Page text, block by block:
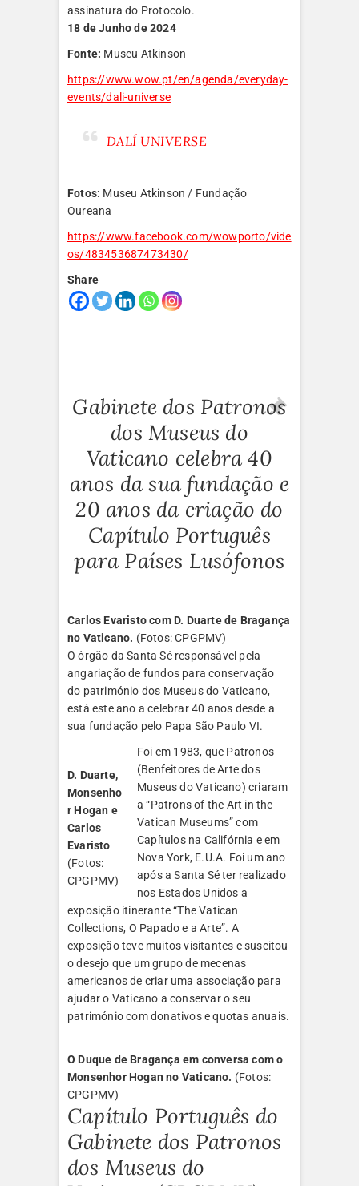
assinatura do Protocolo.
18 de Junho de 2024
Fonte: Museu Atkinson
https://www.wow.pt/en/agenda/everyday-
events/dali-universe
DALÍ UNIVERSE
Fotos: Museu Atkinson / Fundação
Oureana
https://www.facebook.com/wowporto/vide
os/483453687473430/
Share
Gabinete dos Patronos
dos Museus do
Vaticano celebra 40
anos da sua fundação e
20 anos da criação do
Capítulo Português
para Países Lusófonos
Carlos Evaristo com D. Duarte de Bragança
no Vaticano. (Fotos: CPGPMV)
O órgão da Santa Sé responsável pela
angariação de fundos para conservação
do património dos Museus do Vaticano,
está este ano a celebrar 40 anos desde a
sua fundação pelo Papa São Paulo VI.
D. Duarte,
Monsenho
r Hogan e
Carlos
Evaristo
(Fotos:
CPGPMV)
Foi em 1983, que Patronos
(Benfeitores de Arte dos
Museus do Vaticano) criaram
a “Patrons of the Art in the
Vatican Museums” com
Capítulos na Califórnia e em
Nova York, E.U.A. Foi um ano
após a Santa Sé ter realizado
nos Estados Unidos a
exposição itinerante “The Vatican
Collections, O Papado e a Arte”. A
exposição teve muitos visitantes e suscitou
o desejo que um grupo de mecenas
americanos de criar uma associação para
ajudar o Vaticano a conservar o seu
património com donativos e quotas anuais.
O Duque de Bragança em conversa com o
Monsenhor Hogan no Vaticano. (Fotos:
CPGPMV)
Capítulo Português do
Gabinete dos Patronos
dos Museus do